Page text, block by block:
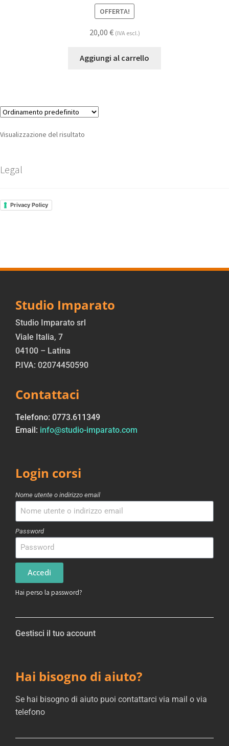
OFFERTA!
20,00 € (IVA escl.)
Aggiungi al carrello
Visualizzazione del risultato
Legal
Privacy Policy
Studio Imparato
Studio Imparato srl
Viale Italia, 7
04100 – Latina
P.IVA: 02074450590
Contattaci
Telefono: 0773.611349
Email: info@studio-imparato.com
Login corsi
Nome utente o indirizzo email
Password
Accedi
Hai perso la password?
Gestisci il tuo account
Hai bisogno di aiuto?
Se hai bisogno di aiuto puoi contattarci via mail o via
telefono